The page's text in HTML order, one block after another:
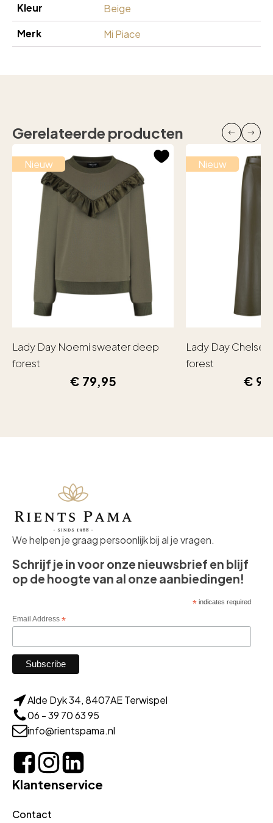
Kleur
Beige
Merk
Mi Piace
Gerelateerde producten
Nieuw
Lady Day Noemi sweater deep
forest
€ 79,95
Nieuw
Lady Day
forest
€
We helpen je graag persoonlijk bij al je vragen.
Schrijf je in voor onze nieuwsbrief en blijf
op de hoogte van al onze aanbiedingen!
*indicates required
Email Address *
Alde Dyk 34, 8407AE Terwispel
06 - 39 70 63 95
info@rientspama.nl
Klantenservice
Contact